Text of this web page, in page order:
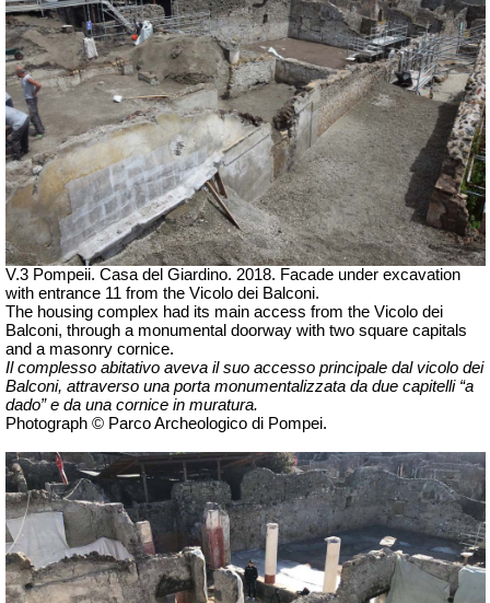
V.3 Pompeii. Casa del Giardino. 2018. Facade under excavation
with entrance 11 from the Vicolo dei Balconi.
The housing complex had its main access from the Vicolo dei
Balconi, through a monumental doorway with two square capitals
and a masonry cornice.
Il complesso abitativo aveva il suo accesso principale dal vicolo dei
Balconi, attraverso una porta monumentalizzata da due capitelli “a
dado” e da una cornice in muratura.
Photograph © Parco Archeologico di Pompei.